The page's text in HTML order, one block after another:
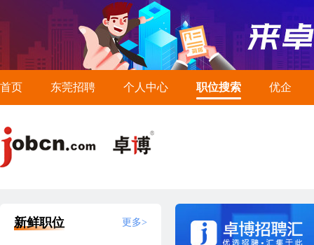
首页 东莞招聘 个人中心 职位搜索 优企
新鲜职位 更多>